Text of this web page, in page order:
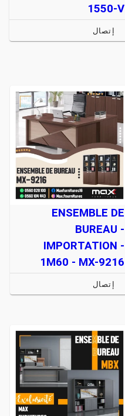
1550-V
إتصال
ENSEMBLE DE
BUREAU -
IMPORTATION -
1M60 - MX-9216
إتصال